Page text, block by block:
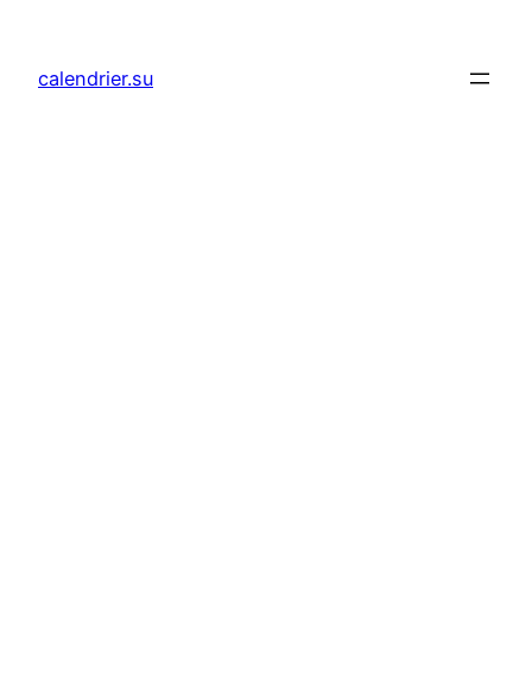
contenu
calendrier.su